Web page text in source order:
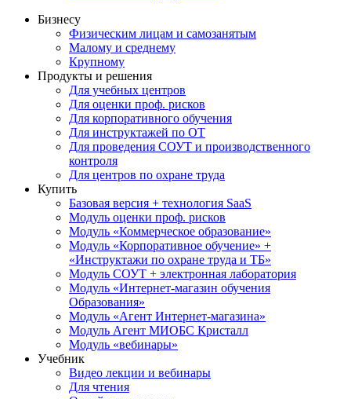
Бизнесу
Физическим лицам и самозанятым
Малому и среднему
Крупному
Продукты и решения
Для учебных центров
Для оценки проф. рисков
Для корпоративного обучения
Для инструктажей по ОТ
Для проведения СОУТ и производственного
контроля
Для центров по охране труда
Купить
Базовая версия + технология SaaS
Модуль оценки проф. рисков
Модуль «Коммерческое образование»
Модуль «Корпоративное обучение» +
«Инструктажи по охране труда и ТБ»
Модуль СОУТ + электронная лаборатория
Модуль «Интернет-магазин обучения
Образования»
Модуль «Агент Интернет-магазина»
Модуль Агент МИОБС Кристалл
Модуль «вебинары»
Учебник
Видео лекции и вебинары
Для чтения